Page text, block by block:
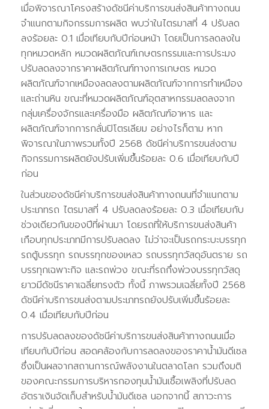
เมื่อพิจารณาโครงสร้างดัชนีค่าบริการขนส่งสินค้าทางถนน
จำแนกตามกิจกรรมการผลิต พบว่าในไตรมาสที่ 4 ปรับลด
ลงร้อยละ 0.1 เมื่อเทียบกับปีก่อนหน้า โดยเป็นการลดลงใน
ทุกหมวดหลัก หมวดผลิตภัณฑ์เกษตรกรรมและการประมง
ปรับลดลงจากราคาผลิตภัณฑ์ทางการเกษตร หมวด
ผลิตภัณฑ์จากเหมืองลดลงตามผลิตภัณฑ์จากการทำเหมือง
และถ่านหิน ขณะที่หมวดผลิตภัณฑ์อุตสาหกรรมลดลงจาก
กลุ่มเครื่องจักรและเครื่องมือ ผลิตภัณฑ์อาหาร และ
ผลิตภัณฑ์จากการกลั่นปิโตรเลียม อย่างไรก็ตาม หาก
พิจารณาในภาพรวมทั้งปี 2568 ดัชนีค่าบริการขนส่งตาม
กิจกรรมการผลิตยังปรับเพิ่มขึ้นร้อยละ 0.6 เมื่อเทียบกับปี
ก่อน
ในส่วนของดัชนีค่าบริการขนส่งสินค้าทางถนนที่จำแนกตาม
ประเภทรถ ไตรมาสที่ 4 ปรับลดลงร้อยละ 0.3 เมื่อเทียบกับ
ช่วงเดียวกันของปีที่ผ่านมา โดยรถที่ให้บริการขนส่งสินค้า
เกือบทุกประเภทมีการปรับลดลง ไม่ว่าจะเป็นรถกระบะบรรทุก
รถตู้บรรทุก รถบรรทุกของเหลว รถบรรทุกวัสดุอันตราย รถ
บรรทุกเฉพาะกิจ และรถพ่วง ขณะที่รถกึ่งพ่วงบรรทุกวัสดุ
ยาวมีดัชนีราคาเฉลี่ยทรงตัว ทั้งนี้ ภาพรวมเฉลี่ยทั้งปี 2568
ดัชนีค่าบริการขนส่งตามประเภทรถยังปรับเพิ่มขึ้นร้อยละ
0.4 เมื่อเทียบกับปีก่อน
การปรับลดลงของดัชนีค่าบริการขนส่งสินค้าทางถนนเมื่อ
เทียบกับปีก่อน สอดคล้องกับการลดลงของราคาน้ำมันดีเซล
ซึ่งเป็นผลจากสถานการณ์พลังงานในตลาดโลก รวมถึงมติ
ของคณะกรรมการบริหารกองทุนน้ำมันเชื้อเพลิงที่ปรับลด
อัตราเงินจัดเก็บสำหรับน้ำมันดีเซล นอกจากนี้ สภาวะการ